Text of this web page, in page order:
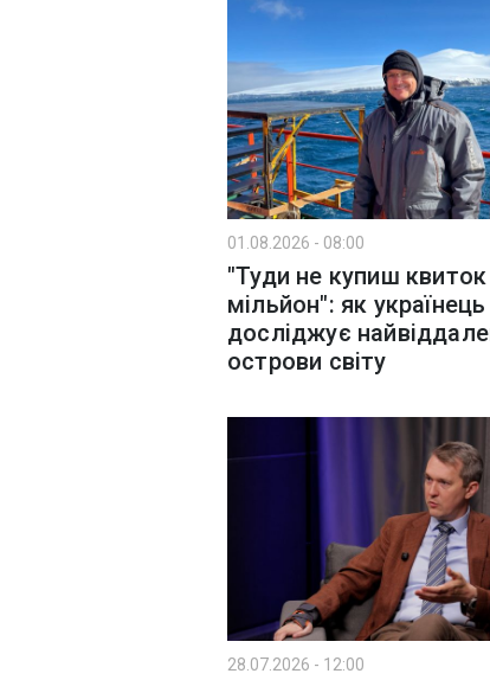
01.08.2026 - 08:00
"Туди не купиш квиток
мільйон": як українець
досліджує
острови світу
28.07.2026 - 12:00